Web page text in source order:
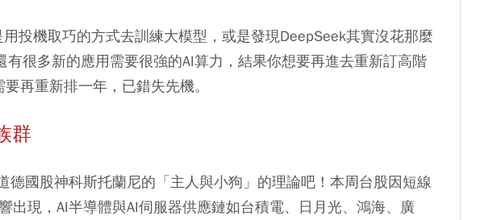
投機取巧的方式去訓練大模型，或是發現DeepSeek其實沒花那麼
有很多新的應用需要很強的AI算力，結果你想要再進去重新訂高階
再重新排一年，已錯失先機。
群
德國股神科斯托蘭尼的「主人與小狗」的理論吧！本周台股因短線
出現，AI半導體與AI伺服器供應鏈如台積電、日月光、鴻海、廣